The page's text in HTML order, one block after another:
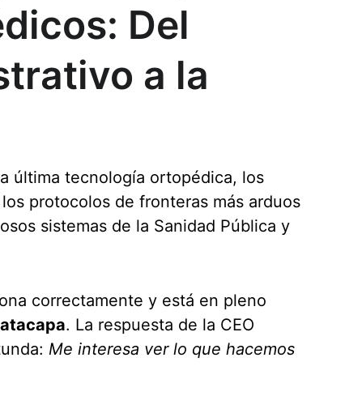
Del
a la
última tecnología ortopédica, los
protocolos de fronteras más arduos
sistemas de la Sanidad Pública y
correctamente y está en pleno
. La respuesta de la CEO
Me interesa ver lo que hacemos